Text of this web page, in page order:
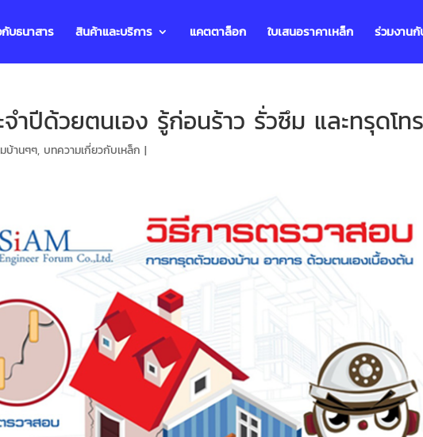
กับธนาสาร สินค้าและบริการ แคตตาล็อก ใบเสนอราคาเหล็ก ร่วมงานกั
ำปีด้วยตนเอง รู้ก่อนร้าว รั่วซึม และทรุดโท
บ้านๆๆ, บทความเกี่ยวกับเหล็ก |